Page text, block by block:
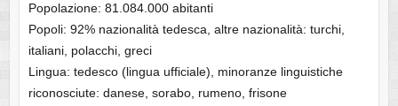
Popolazione: 81.084.000 abitanti
Popoli: 92% nazionalità tedesca, altre nazionalità: turchi,
italiani, polacchi, greci
Lingua: tedesco (lingua ufficiale), minoranze linguistiche
riconosciute: danese, sorabo, rumeno, frisone